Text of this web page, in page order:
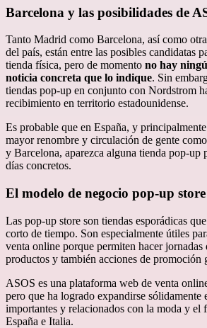
Barcelona y las posibilidades de
Tanto Madrid como Barcelona, así como
del país, están entre las posibles candidatas
tienda física, pero de momento no hay
noticia concreta que lo indique. Sin
tiendas pop-up en conjunto con Nordstrom
recibimiento en territorio estadounidense.
Es probable que en España, y
mayor renombre y circulación de gente
y Barcelona, aparezca alguna tienda pop-up
días concretos.
El modelo de negocio pop-up store
Las pop-up store son tiendas esporádicas
corto de tiempo. Son especialmente útiles
venta online porque permiten hacer
productos y también acciones de promoción
ASOS es una plataforma web de venta
pero que ha logrado expandirse sólidamente
importantes y relacionados con la moda y el
España e Italia.